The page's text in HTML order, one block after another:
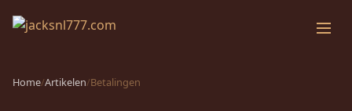
Home/Artikelen/Betalingen